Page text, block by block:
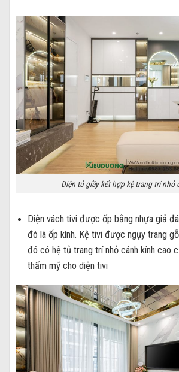
Diện tủ giầy kết hợp kệ trang trí nhỏ
Diện vách tivi được ốp bằng nhựa giả
đó là ốp kính. Kệ tivi được ngụy trang
đó có hệ tủ trang trí nhỏ cánh kính cao
thẩm mỹ cho diện tivi